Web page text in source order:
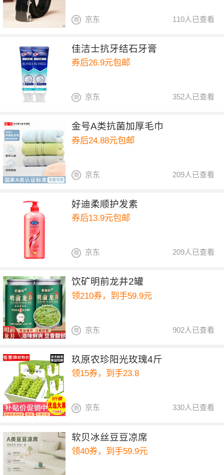
110人已查看
京东
佳洁士抗牙结石牙膏
券后26.9元包邮
352人已查看
京东
金号A类抗菌加厚毛巾
券后24.88元包邮
209人已查看
京东
好迪柔顺护发素
券后13.9元包邮
209人已查看
京东
饮矿明前龙井2罐
领210券，到手59.9元
902人已查看
京东
玖原农珍阳光玫瑰4斤
领15券，到手23.8
330人已查看
京东
软贝冰丝豆豆凉席
领40券，到手59.9元